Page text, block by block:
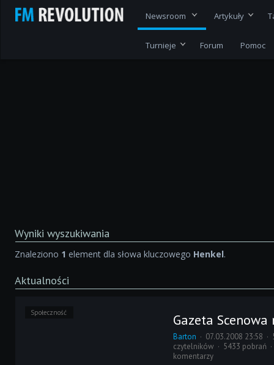
Newsroom Artykuły
Turnieje Forum Pomoc
Wyniki wyszukiwania
Znaleziono 1 element dla słowa kluczowego Henkel.
Aktualności
Społeczność Gazeta
Barton 07.03.2008 23:58
czytelników
5433 pobrań
komentarzy